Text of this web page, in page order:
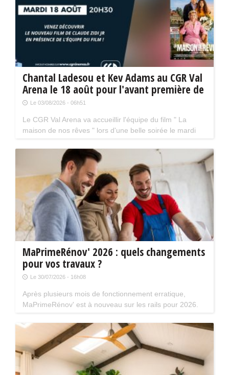
Chantal Ladesou et Kev Adams au CGR Val
Arena le 18 août pour l'avant première de
" La maison de nos rêves "
Le 03/08/2026 - 06h51
Le CGR Val Arena va accueillir l'équipe du film " La
maison de nos rêves " lors d'une belle soirée le mardi
présence de Kev Adams et Chantal Ladesou.
MaPrimeRénov' 2026 : quels changements
pour vos travaux ?
Le 30/07/2026 - 16h08
Après plusieurs mois de fonctionnement erratique,
MaPrimeRénov' est à nouveau sur les rails pour 2026.
limiter le nombre de chantiers éligibles. Tour d'horizon.